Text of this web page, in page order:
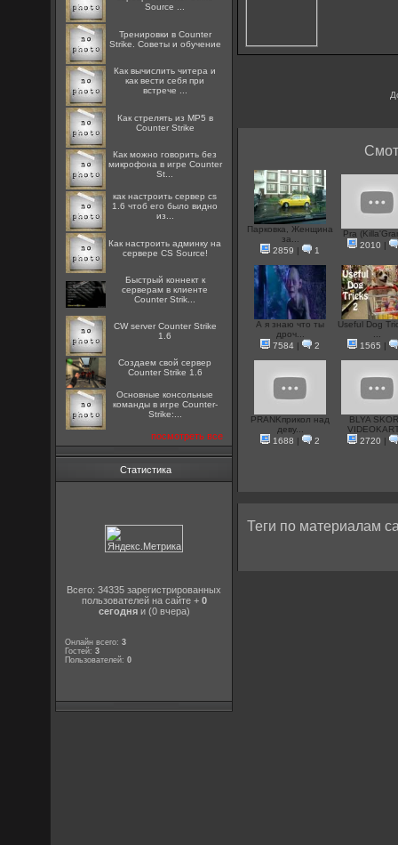
Source ...
Тренировки в Counter
Strike. Советы и обучение
Как вычислить читера и
как вести себя при
встрече ...
Как стрелять из MP5 в
Counter Strike
Как можно говорить без
микрофона в игре Counter
St...
как настроить сервер cs
1.6 чтоб его было видно
из...
Как настроить админку на
сервере CS Source!
Быстрый коннект к
серверам в клиенте
Counter Strik...
CW server Counter Strike
1.6
Создаем свой сервер
Counter Strike 1.6
Основные консольные
команды в игре Counter-
Strike:...
посмотреть все
Статистика
Всего: 34335 зарегистрированных
пользователей на сайте + 0
сегодняи (0 вчера)
Онлайн всего:3
Гостей:3
Пользователей:0
Парковка, Женщина
за...
2859 | 1
Pra
2010 |
А я знаю что ты
дроч...
7584 | 2
Useful Dog
1565 |
PRANKприкол над
деву...
1688 | 2
BLYA
2720 |
Теги по материалам